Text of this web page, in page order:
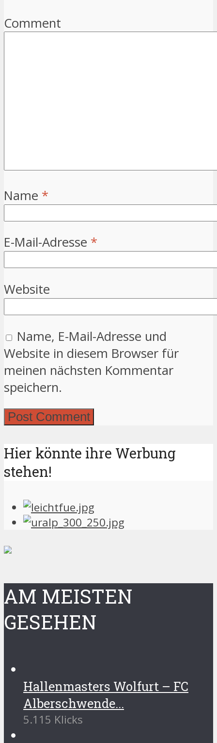
Comment
Name *
E-Mail-Adresse *
Website
Name, E-Mail-Adresse und
Website in diesem Browser für
meinen nächsten Kommentar
speichern.
Hier könnte ihre Werbung
stehen!
AM MEISTEN
GESEHEN
Hallenmasters Wolfurt – FC
Alberschwende...
5.115 Klicks